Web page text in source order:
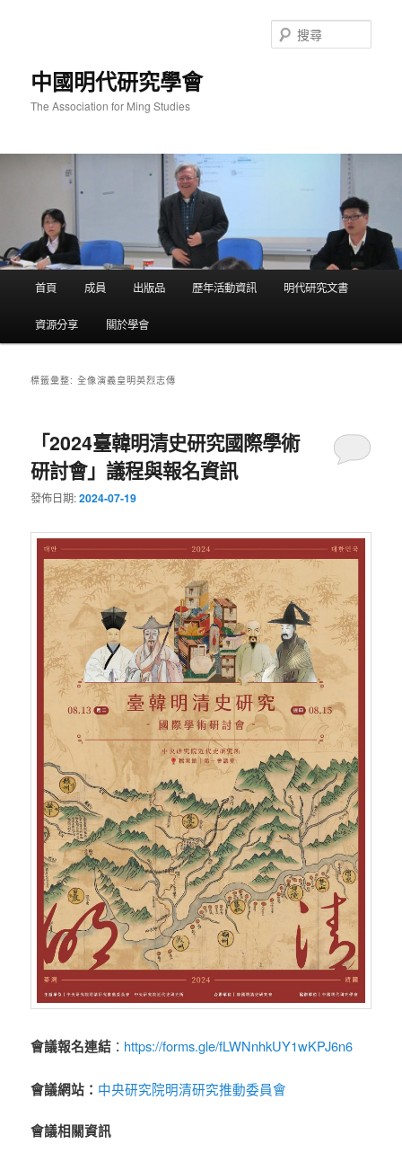
中國明代研究學會
The Association for Ming Studies
尋
首頁 成員 出版品 歷年活動資訊 明代研究文書
資源分享 關於學會
標籤彙整:全像演義皇明英烈志傳
「2024臺韓明清史研究國際學術
研討會」議程與報名資訊
發佈日期:2024-07-19
會議報名連結 ： https://forms.gle/fLWNnhkUY1wKPJ6n6
會議網站： 中央研究院明清研究推動委員會
會議相關資訊